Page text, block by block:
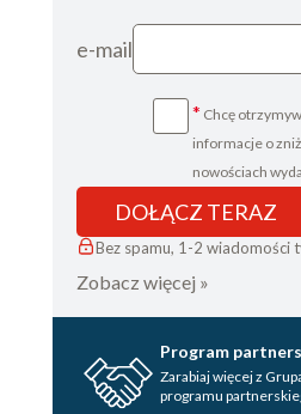
e-mail
* Chcę
informacje o
nowościach
DOŁĄCZ TERAZ
Bez spamu, 1-2 wiadomości
Zobacz więcej »
Program
Zarabiaj więcej z
programu